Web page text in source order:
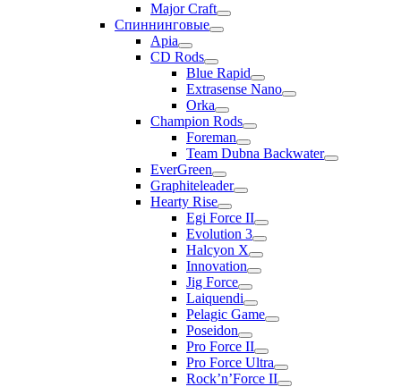
Major Craft
Спиннинговые
Apia
CD Rods
Blue Rapid
Extrasense Nano
Orka
Champion Rods
Foreman
Team Dubna Backwater
EverGreen
Graphiteleader
Hearty Rise
Egi Force II
Evolution 3
Halcyon X
Innovation
Jig Force
Laiquendi
Pelagic Game
Poseidon
Pro Force II
Pro Force Ultra
Rock’n’Force II